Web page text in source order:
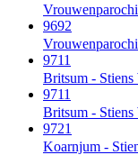
9692
9711
Britsum - Stiens
9711
Britsum - Stiens
9721
Koarnjum -